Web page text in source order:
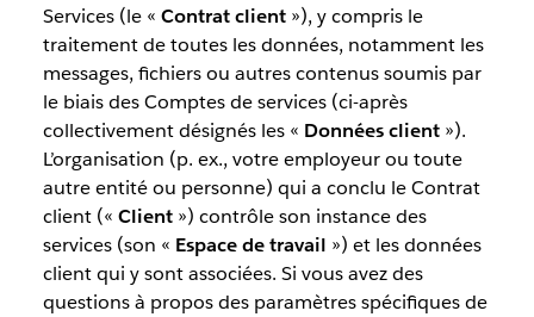
Services (le « Contrat client»), y compris le
traitement de toutes les données, notamment les
messages, fichiers ou autres contenus soumis par
le biais des Comptes de services (ci-après
collectivement désignés les « Données client»).
L’organisation (p. ex., votre employeur ou toute
autre entité ou personne) qui a conclu le Contrat
client (« Client») contrôle son instance des
services (son « Espace de travail ») et les données
client qui y sont associées. Si vous avez des
questions à propos des paramètres spécifiques de